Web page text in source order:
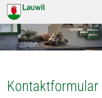
Kontaktformular